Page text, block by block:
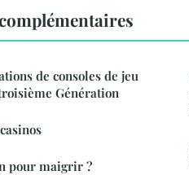
de consoles de jeu
Génération
pour maigrir ?